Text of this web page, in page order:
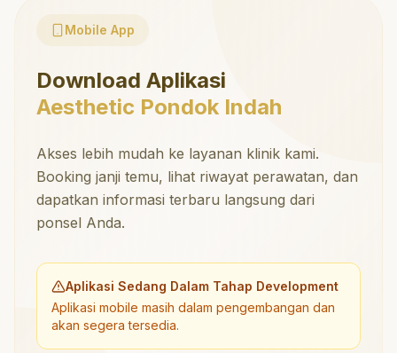
Mobile App
Download Aplikasi
Aesthetic Pondok Indah
Akses lebih mudah ke layanan klinik kami.
Booking janji temu, lihat riwayat perawatan, dan
dapatkan informasi terbaru langsung dari
ponsel Anda.
Aplikasi Sedang Dalam Tahap Development
Aplikasi mobile masih dalam pengembangan dan
akan segera tersedia.